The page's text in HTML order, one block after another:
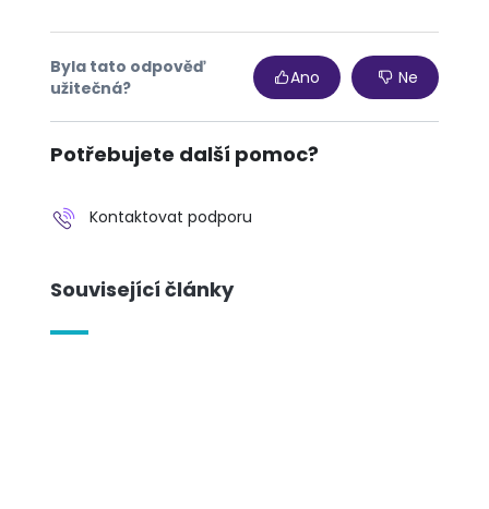
Byla tato odpověď
užitečná?
Ano Ne
Potřebujete další pomoc?
Kontaktovat podporu
Související články